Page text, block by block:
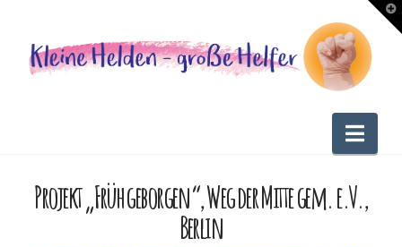
Projekt „Früh geborgen“, Weg der Mitte gem. e.V.,
Berlin